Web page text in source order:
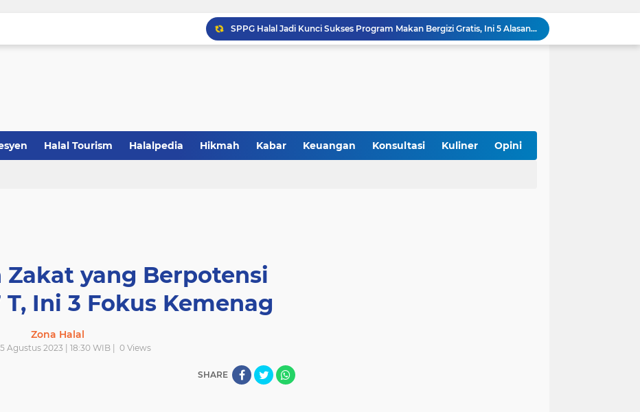
SPPG Halal Jadi Kunci Sukses Program Makan Bergizi Gratis, Ini 5 Alasannya
Gandeng BBPOM UIN Lampung Perkuat Kewirausahaan Halal
5 Alasan Jogja Halal Bidik Status Festival Bertaraf Internasional
Bolehkah Bahan Baku Hasil Repack di Pasar untuk Sertifikasi Halal? Ini Penjelasannya
Halal Tourism Halalpedia Hikmah Kabar Keuangan Konsultasi Kuliner Opini
yang Berpotensi
Ini 3 Fokus Kemenag
Zona Halal
Agustus 2023 | 18:30 WIB | 0 Views
SHARE